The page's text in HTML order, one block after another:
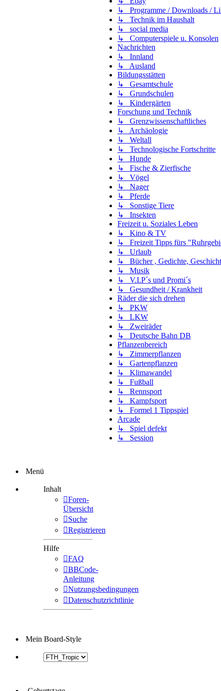
↳ Programme / Downloads /
↳ Technik im Haushalt
↳ social media
↳ Computerspiele u. Konsolen
Nachrichten
↳ Innland
↳ Ausland
Bildungsstätten
↳ Gesamtschule
↳ Grundschulen
↳ Kindergärten
Forschung und Technik
↳ Grenzwissenschaftliches
↳ Archäologie
↳ Weltall
↳ Technologische Fortschritte
↳ Hunde
↳ Fische & Zierfische
↳ Vögel
↳ Nager
↳ Pferde
↳ Sonstige Tiere
↳ Insekten
Freizeit u. Soziales Leben
↳ Kino & TV
↳ Freizeit Tipps fürs
↳ Urlaub
↳ Bücher , Gedichte,
↳ Musik
↳ V.I.P´s und Promi´s
↳ Gesundheit / Krankheit
Räder die sich drehen
↳ PKW
↳ LKW
↳ Zweiräder
↳ Deutsche Bahn DB
Pflanzenbereich
↳ Zimmerpflanzen
↳ Gartenpflanzen
↳ Klimawandel
↳ Fußball
↳ Rennsport
↳ Kampfsport
↳ Formel 1 Tippspiel
Arcade
↳ Spiel defekt
↳ Session
Menü
Inhalt
Foren-
Übersicht
Suche
Registrieren
Hilfe
FAQ
BBCode-
Anleitung
Nutzungsbedingungen
Datenschutzrichtlinie
Mein Board-Style